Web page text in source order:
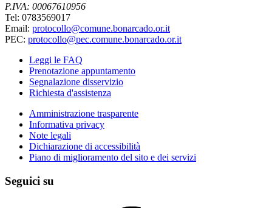
P.IVA: 00067610956
Tel: 0783569017
Email: protocollo@comune.bonarcado.or.it
PEC: protocollo@pec.comune.bonarcado.or.it
Leggi le FAQ
Prenotazione appuntamento
Segnalazione disservizio
Richiesta d'assistenza
Amministrazione trasparente
Informativa privacy
Note legali
Dichiarazione di accessibilità
Piano di miglioramento del sito e dei servizi
Seguici su